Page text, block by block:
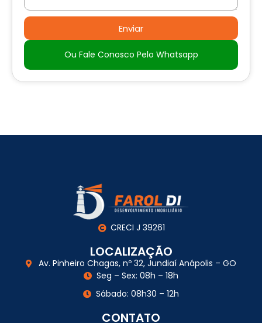
Enviar
Ou Fale Conosco Pelo Whatsapp
CRECI J 39261
LOCALIZAÇÃO
Av. Pinheiro Chagas, nº 32, Jundiaí Anápolis – GO
Seg – Sex: 08h – 18h
Sábado: 08h30 – 12h
CONTATO